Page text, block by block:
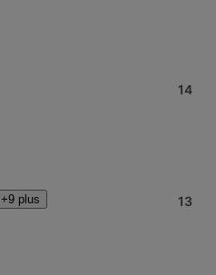
14
+9 plus 13